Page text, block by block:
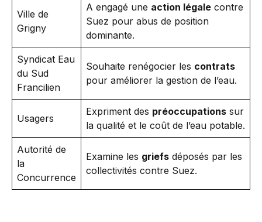
Ville de
Grigny
A engagé une action légale contre
Suez pour abus de position
dominante.
Syndicat Eau
du Sud
Francilien
Souhaite renégocier les contrats
pour améliorer la gestion de l’eau.
Usagers
Expriment des préoccupations sur
la qualité et le coût de l’eau potable.
Autorité de
la
Concurrence
Examine les griefs déposés par les
collectivités contre Suez.